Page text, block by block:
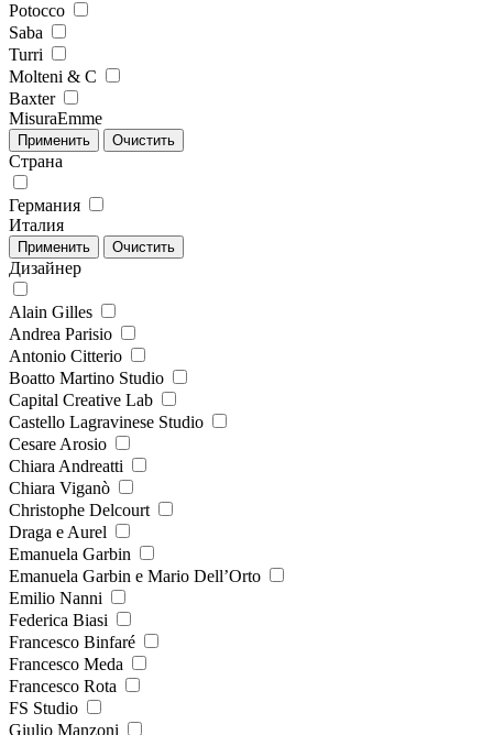
Potocco
Saba
Turri
Molteni & C
Baxter
MisuraEmme
Страна
Германия
Италия
Дизайнер
Alain Gilles
Andrea Parisio
Antonio Citterio
Boatto Martino Studio
Capital Creative Lab
Castello Lagravinese Studio
Cesare Arosio
Chiara Andreatti
Chiara Viganò
Christophe Delcourt
Draga e Aurel
Emanuela Garbin
Emanuela Garbin e Mario Dell’Orto
Emilio Nanni
Federica Biasi
Francesco Binfaré
Francesco Meda
Francesco Rota
FS Studio
Giulio Manzoni